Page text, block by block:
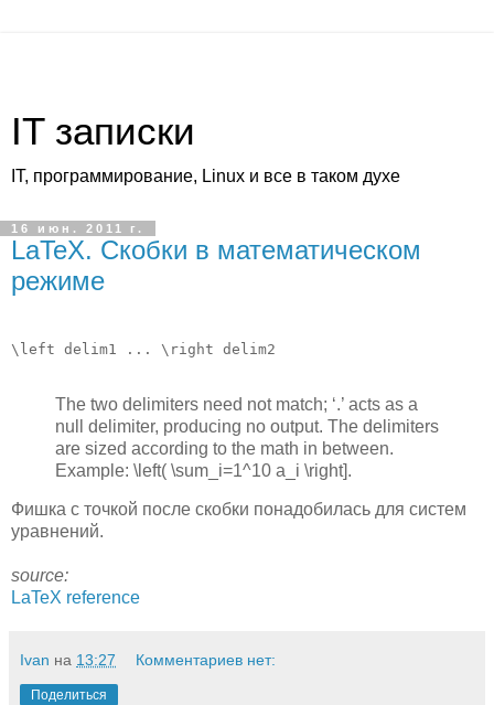
IT записки
IT, программирование, Linux и все в таком духе
16 июн. 2011 г.
LaTeX. Скобки в математическом
режиме
The two delimiters need not match; ‘.’ acts as a
null delimiter, producing no output. The delimiters
are sized according to the math in between.
Example: \left( \sum_i=1^10 a_i \right].
Фишка с точкой после скобки понадобилась для систем
уравнений.
source:
LaTeX reference
Ivan на 13:27 Комментариев нет:
Поделиться